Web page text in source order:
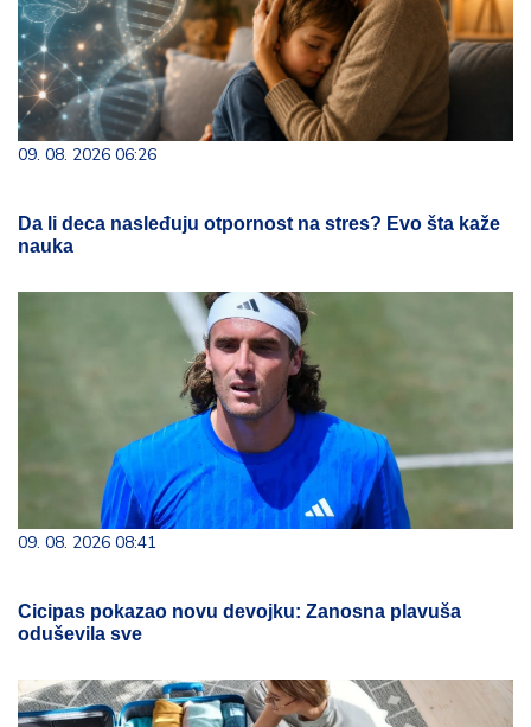
09. 08. 2026 06:26
Da li deca nasleđuju otpornost na stres? Evo šta kaže
nauka
09. 08. 2026 08:41
Cicipas pokazao novu devojku: Zanosna plavuša
oduševila sve